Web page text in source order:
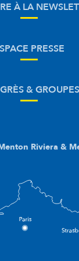
À LA
PRESSE
& GROUPES
Riviera &